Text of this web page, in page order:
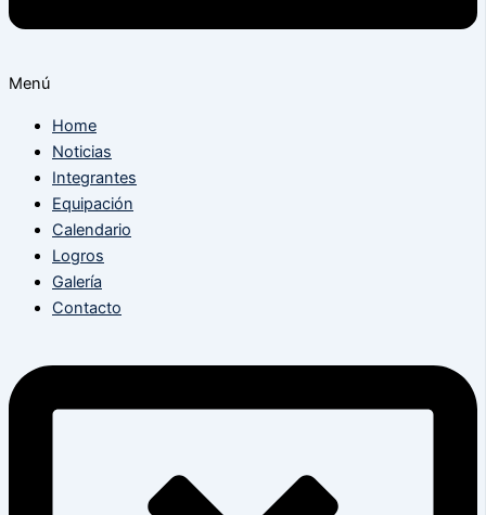
Menú
Home
Noticias
Integrantes
Equipación
Calendario
Logros
Galería
Contacto